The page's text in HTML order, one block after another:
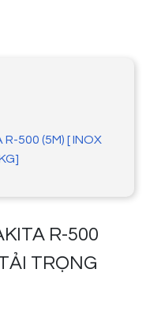
TRỌNG